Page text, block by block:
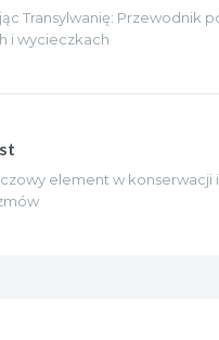
Transylwanię: Przewodnik
i wycieczkach
element w konserwacji